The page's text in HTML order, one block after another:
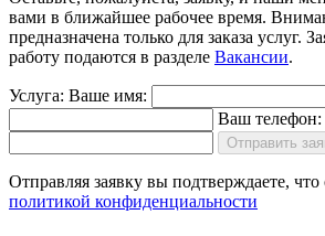
вами в ближайшее рабочее время.
предназначена только для заказа услуг.
работу подаются в разделе Вакансии.
Услуга: Ваше имя:
Ваш телефон:
Отправить
Отправляя заявку вы подтверждаете,
политикой конфиденциальности